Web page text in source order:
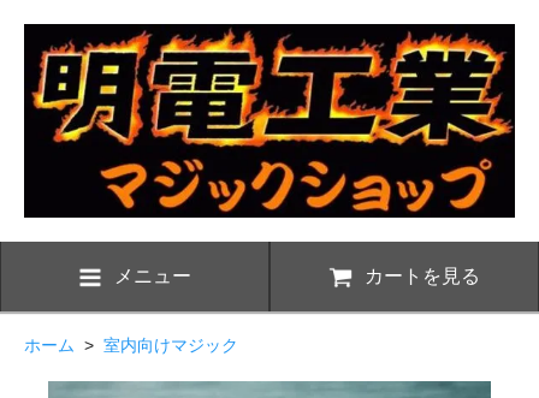
メニュー カートを見る
ホーム > 室内向けマジック